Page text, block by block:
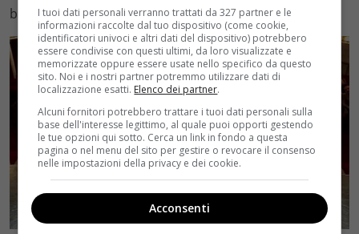
benissimo — e i fan se ne sono innamorati.
I tuoi dati personali verranno trattati da 327 partner e le
informazioni raccolte dal tuo dispositivo (come cookie,
identificatori univoci e altri dati del dispositivo) potrebbero
essere condivise con questi ultimi, da loro visualizzate e
memorizzate oppure essere usate nello specifico da questo
sito. Noi e i nostri partner potremmo utilizzare dati di
localizzazione esatti. Elenco dei partner.
Alcuni fornitori potrebbero trattare i tuoi dati personali sulla
base dell'interesse legittimo, al quale puoi opporti gestendo
le tue opzioni qui sotto. Cerca un link in fondo a questa
pagina o nel menu del sito per gestire o revocare il consenso
nelle impostazioni della privacy e dei cookie.
Acconsenti